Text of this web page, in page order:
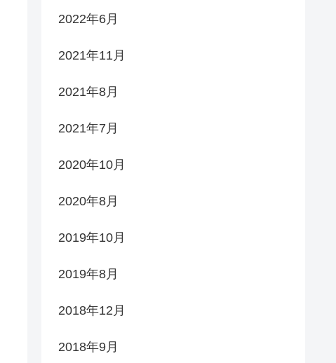
2022年6月
2021年11月
2021年8月
2021年7月
2020年10月
2020年8月
2019年10月
2019年8月
2018年12月
2018年9月